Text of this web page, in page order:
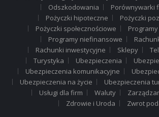
Odszkodowania
Porównywarki
Pożyczki hipoteczne
Pożyczki
Pożyczki społecznościowe
Programy niefinansowe
Rachunki inwestycyjne
Sklepy
Turystyka
Ubezpieczenia
Ubezpieczenia komunikacyjne
Ubezpieczenia na życie
Ubezpieczenia
Usługi dla firm
Waluty
Zdrowie i Uroda
Zwrot